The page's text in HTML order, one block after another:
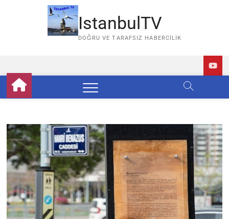
IstanbulTV
DOĞRU VE TARAFSIZ HABERCILIK